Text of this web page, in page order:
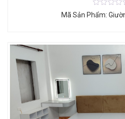
Mã Sản Phẩm: